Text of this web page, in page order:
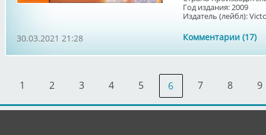
Год издания: 2009
Издатель (лейбл):
Комментарии (17)
30.03.2021 21:28
1 2 3 4 5 6 7 8 9